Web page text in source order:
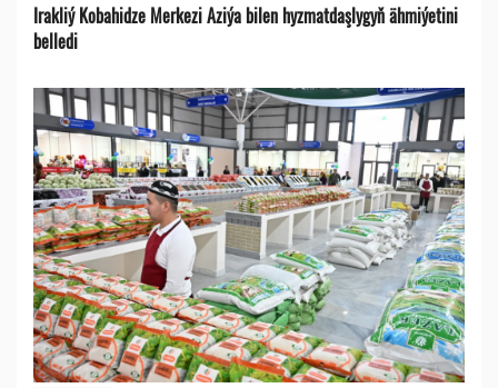
Irakliý Kobahidze Merkezi Aziýa bilen hyzmatdaşlygyň ähmiýetini
belledi